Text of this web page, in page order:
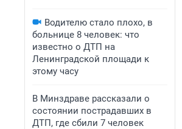
Водителю стало плохо, в
больнице 8 человек: что
известно о ДТП на
Ленинградской площади к
этому часу
В Минздраве рассказали о
состоянии пострадавших в
ДТП, где сбили 7 человек